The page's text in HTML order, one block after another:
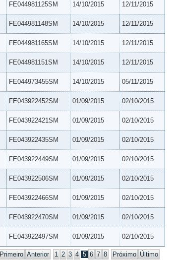
FE044981125SM 14/10/2015 12/11/2015
FE044981148SM 14/10/2015 12/11/2015
FE044981165SM 14/10/2015 12/11/2015
FE044981151SM 14/10/2015 12/11/2015
FE044973455SM 14/10/2015 05/11/2015
FE043922452SM 01/09/2015 02/10/2015
FE043922421SM 01/09/2015 02/10/2015
FE043922435SM 01/09/2015 02/10/2015
FE043922449SM 01/09/2015 02/10/2015
FE043922506SM 01/09/2015 02/10/2015
FE043922466SM 01/09/2015 02/10/2015
FE043922470SM 01/09/2015 02/10/2015
FE043922497SM 01/09/2015 02/10/2015
Primeiro Anterior 1 2 3 4 5 6 7 8 Próximo Último